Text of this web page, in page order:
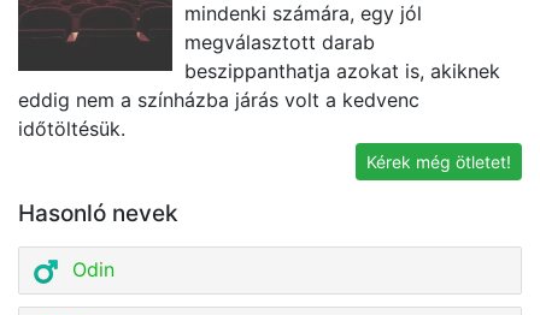
mindenki számára, egy jól
megválasztott darab
beszippanthatja azokat is, akiknek
eddig nem a színházba járás volt a kedvenc
időtöltésük.
Kérek még ötletet!
Hasonló nevek
Odin